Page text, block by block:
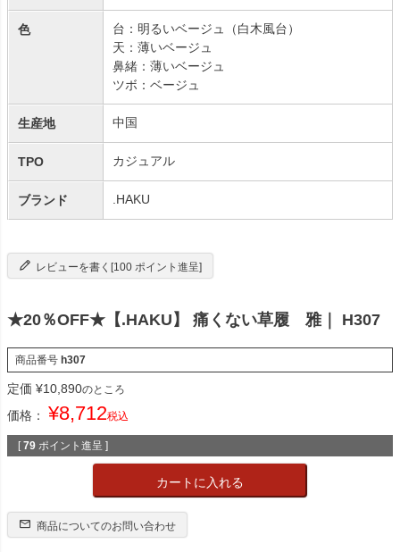
色
台：明るいベージュ（白木風台）
天：薄いベージュ
鼻緒：薄いベージュ
ツボ：ベージュ
生産地 中国
TPO カジュアル
ブランド .HAKU
レビューを書く[100 ポイント進呈]
★20％OFF★【.HAKU】 痛くない草履 雅｜ H307
商品番号 h307
定価 ¥10,890のところ
価格： ¥8,712税込
[ 79 ポイント進呈 ]
カートに入れる
商品についてのお問い合わせ